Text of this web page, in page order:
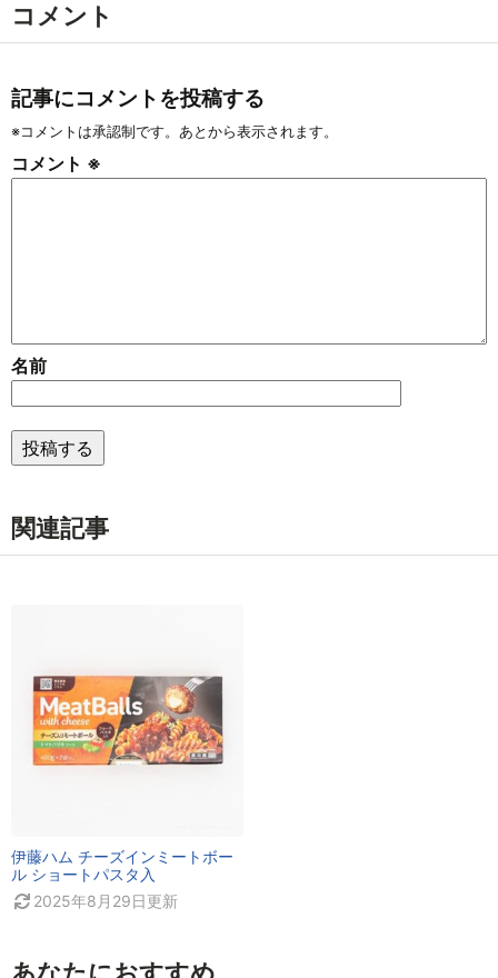
コメント
記事にコメントを投稿する
※コメントは承認制です。あとから表示されます。
コメント ※
名前
関連記事
伊藤ハム チーズインミートボー
ル ショートパスタ入
2025年8月29日更新